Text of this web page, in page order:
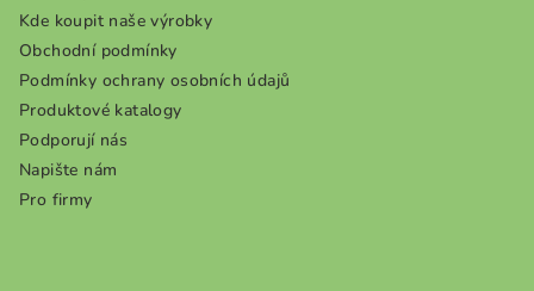
Kde koupit naše výrobky
Obchodní podmínky
Podmínky ochrany osobních údajů
Produktové katalogy
Podporují nás
Napište nám
Pro firmy